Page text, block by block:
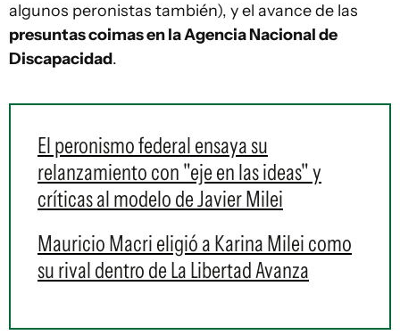
algunos peronistas también), y el avance de las
presuntas coimas en la Agencia Nacional de
Discapacidad.
El peronismo federal ensaya su
relanzamiento con "eje en las ideas" y
críticas al modelo de Javier Milei
Mauricio Macri eligió a Karina Milei como
su rival dentro de La Libertad Avanza